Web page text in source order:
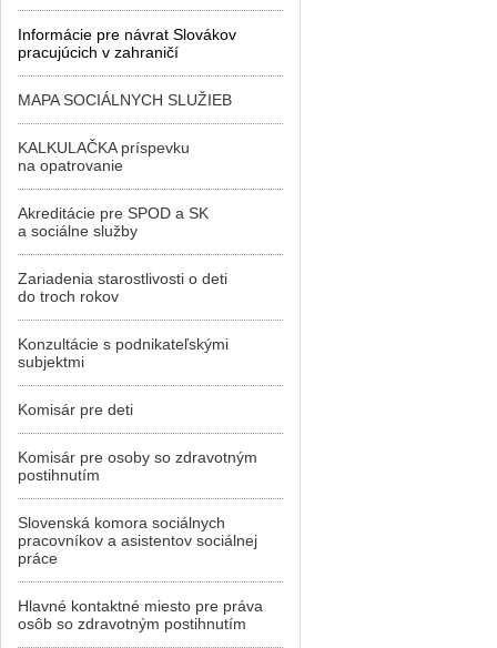
Informácie pre návrat Slovákov
pracujúcich v zahraničí
MAPA SOCIÁLNYCH SLUŽIEB
KALKULAČKA príspevku
na opatrovanie
Akreditácie pre SPOD a SK
a sociálne služby
Zariadenia starostlivosti o deti
do troch rokov
Konzultácie s podnikateľskými
subjektmi
Komisár pre deti
Komisár pre osoby so zdravotným
postihnutím
Slovenská komora sociálnych
pracovníkov a asistentov sociálnej
práce
Hlavné kontaktné miesto pre práva
osôb so zdravotným postihnutím